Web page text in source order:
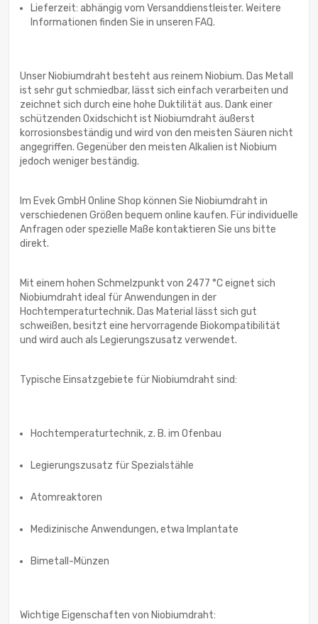
Lieferzeit: abhängig vom Versanddienstleister. Weitere
Informationen finden Sie in unseren FAQ.
Unser Niobiumdraht besteht aus reinem Niobium. Das Metall
ist sehr gut schmiedbar, lässt sich einfach verarbeiten und
zeichnet sich durch eine hohe Duktilität aus. Dank einer
schützenden Oxidschicht ist Niobiumdraht äußerst
korrosionsbeständig und wird von den meisten Säuren nicht
angegriffen. Gegenüber den meisten Alkalien ist Niobium
jedoch weniger beständig.
Im Evek GmbH Online Shop können Sie Niobiumdraht in
verschiedenen Größen bequem online kaufen. Für individuelle
Anfragen oder spezielle Maße kontaktieren Sie uns bitte
direkt.
Mit einem hohen Schmelzpunkt von 2477 °C eignet sich
Niobiumdraht ideal für Anwendungen in der
Hochtemperaturtechnik. Das Material lässt sich gut
schweißen, besitzt eine hervorragende Biokompatibilität
und wird auch als Legierungszusatz verwendet.
Typische Einsatzgebiete für Niobiumdraht sind:
Hochtemperaturtechnik, z. B. im Ofenbau
Legierungszusatz für Spezialstähle
Atomreaktoren
Medizinische Anwendungen, etwa Implantate
Bimetall-Münzen
Wichtige Eigenschaften von Niobiumdraht: